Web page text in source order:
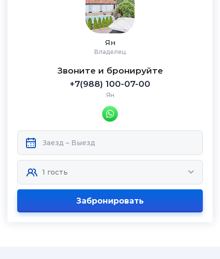
Ян
Владелец
Звоните и бронируйте
+7(988) 100-07-00
Ян
Забронировать